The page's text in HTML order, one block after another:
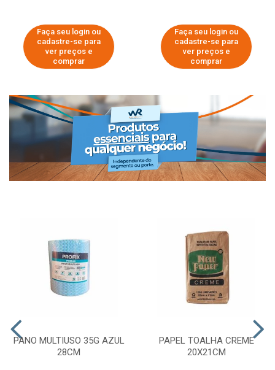
Faça seu login ou
cadastre-se para
ver preços e
comprar
Faça seu login ou
cadastre-se para
ver preços e
comprar
PANO MULTIUSO 35G AZUL
28CM
PAPEL TOALHA CREME
20X21CM